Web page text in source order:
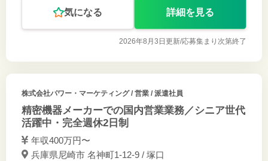
気になる 詳細を見る
2026年8月3日更新/応募集まり次第終了
株式会社パワー・マーケティング/ 営業 / 派遣社員
精密機器メーカーでの国内営業業務／シニア世代
活躍中・完全週休2日制
年収400万円〜
兵庫県尼崎市 名神町1-12-9 / 塚口